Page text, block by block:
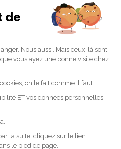
voyant ou malyoyant ?
DV
par Lise notre